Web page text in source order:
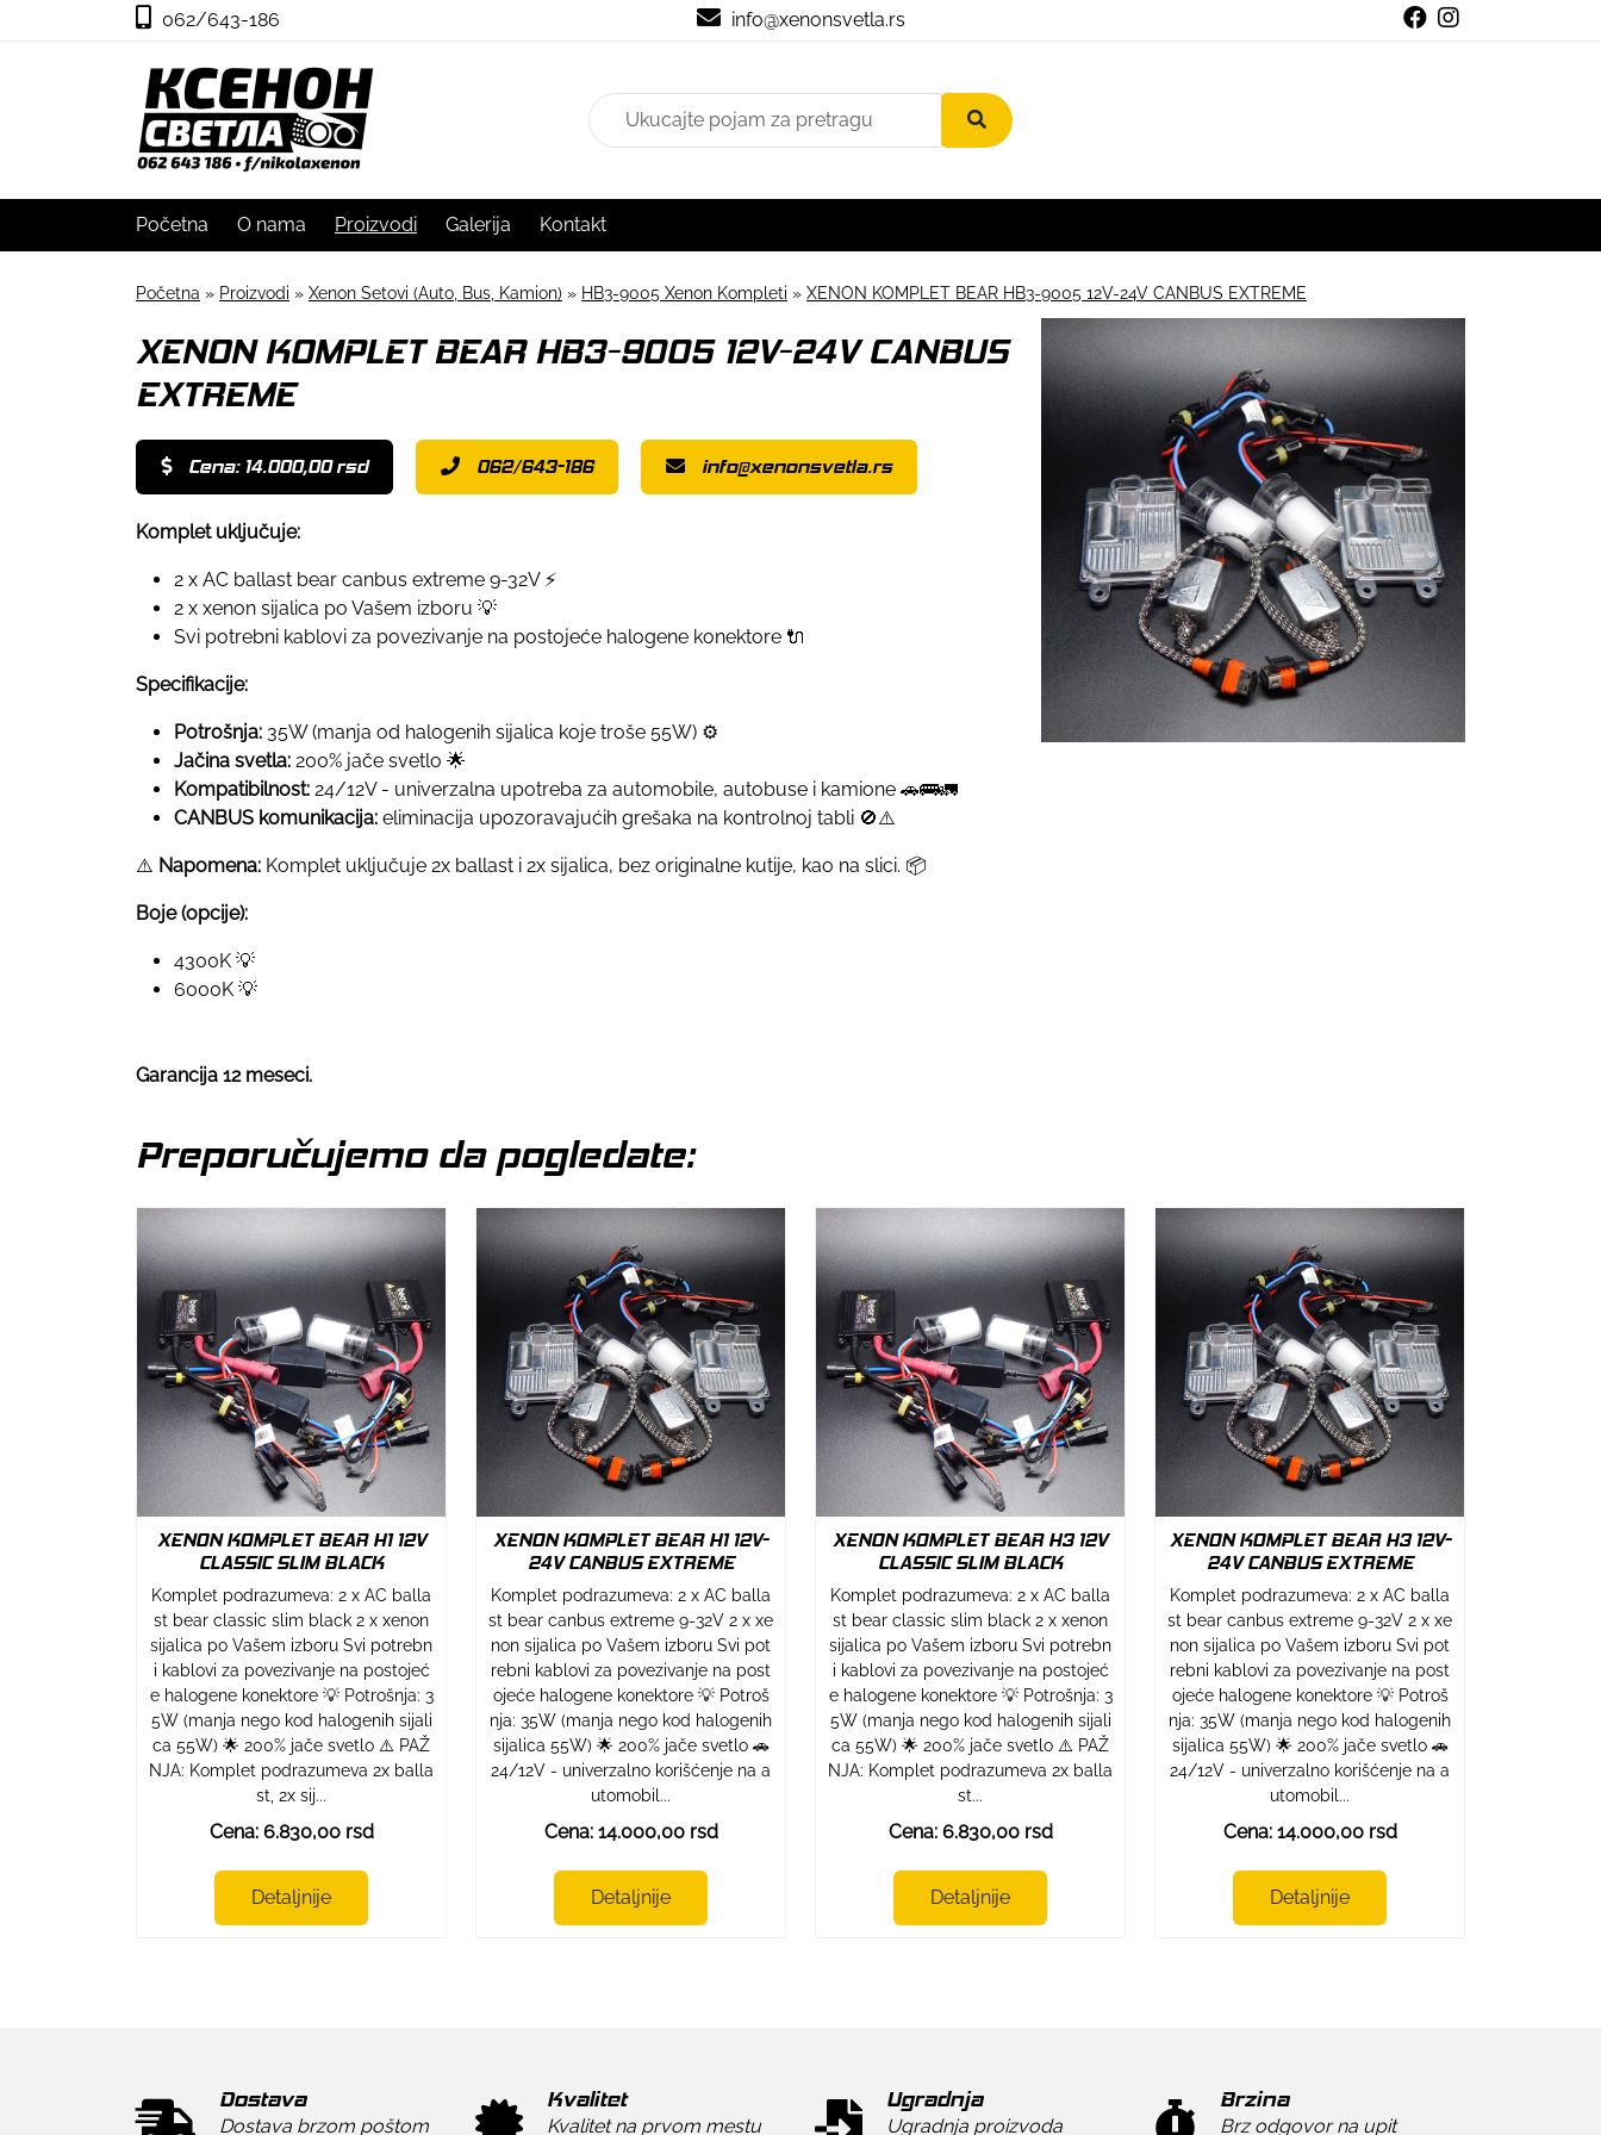
062/643-186 info@xenonsvetla.rs
Početna O nama Proizvodi Galerija Kontakt
Početna » Proizvodi » Xenon Setovi (Auto, Bus, Kamion) » HB3-9005 Xenon Kompleti » XENON KOMPLET BEAR HB3-9005 12V-24V CANBUS EXTREME
XENON KOMPLET BEAR HB3-9005 12V-24V CANBUS
EXTREME
Cena: 14.000,00 rsd 062/643-186 info@xenonsvetla.rs
Komplet uključuje:
2 x AC ballast bear canbus extreme 9-32V ⚡
2 x xenon sijalica po Vašem izboru 💡
Svi potrebni kablovi za povezivanje na postojeće halogene konektore 🔌
Specifikacije:
Potrošnja: 35W (manja od halogenih sijalica koje troše 55W) ⚙️
Jačina svetla: 200% jače svetlo 🌟
Kompatibilnost: 24/12V - univerzalna upotreba za automobile, autobuse i kamione 🚗🚌🚛
CANBUS komunikacija: eliminacija upozoravajućih grešaka na kontrolnoj tabli 🚫⚠️
⚠️ Napomena: Komplet uključuje 2x ballast i 2x sijalica, bez originalne kutije, kao na slici. 📦
Boje (opcije):
4300K 💡
6000K 💡
Garancija 12 meseci.
Preporučujemo da pogledate:
XENON KOMPLET BEAR H1 12V
CLASSIC SLIM BLACK
Komplet podrazumeva: 2 x AC balla
st bear classic slim black 2 x xenon
sijalica po Vašem izboru Svi potrebn
i kablovi za povezivanje na postojeć
e halogene konektore 💡 Potrošnja: 3
5W (manja nego kod halogenih sijali
ca 55W) 🌟 200% jače svetlo ⚠️ PAŽ
NJA: Komplet podrazumeva 2x balla
st, 2x sij...
Cena: 6.830,00 rsd
Detaljnije
XENON KOMPLET BEAR H1 12V-
24V CANBUS EXTREME
Komplet podrazumeva: 2 x AC balla
st bear canbus extreme 9-32V 2 x xe
non sijalica po Vašem izboru Svi pot
rebni kablovi za povezivanje na post
ojeće halogene konektore 💡 Potroš
nja: 35W (manja nego kod halogenih
sijalica 55W) 🌟 200% jače svetlo 🚗
24/12V - univerzalno korišćenje na a
utomobil...
Cena: 14.000,00 rsd
Detaljnije
XENON KOMPLET BEAR H3 12V
CLASSIC SLIM BLACK
Komplet podrazumeva: 2 x AC balla
st bear classic slim black 2 x xenon
sijalica po Vašem izboru Svi potrebn
i kablovi za povezivanje na postojeć
e halogene konektore 💡 Potrošnja: 3
5W (manja nego kod halogenih sijali
ca 55W) 🌟 200% jače svetlo ⚠️ PAŽ
NJA: Komplet podrazumeva 2x balla
st...
Cena: 6.830,00 rsd
Detaljnije
XENON KOMPLET BEAR H3 12V-
24V CANBUS EXTREME
Komplet podrazumeva: 2 x AC balla
st bear canbus extreme 9-32V 2 x xe
non sijalica po Vašem izboru Svi pot
rebni kablovi za povezivanje na post
ojeće halogene konektore 💡 Potroš
nja: 35W (manja nego kod halogenih
sijalica 55W) 🌟 200% jače svetlo 🚗
24/12V - univerzalno korišćenje na a
utomobil...
Cena: 14.000,00 rsd
Detaljnije
Dostava
Dostava brzom poštom
Kvalitet
Kvalitet na prvom mestu
Ugradnja
Ugradnja proizvoda
Brzina
Brz odgovor na upit